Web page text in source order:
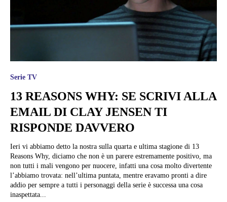
Serie TV
13 REASONS WHY: SE SCRIVI ALLA
EMAIL DI CLAY JENSEN TI
RISPONDE DAVVERO
Ieri vi abbiamo detto la nostra sulla quarta e ultima stagione di 13
Reasons Why, diciamo che non è un parere estremamente positivo, ma
non tutti i mali vengono per nuocere, infatti una cosa molto divertente
l’abbiamo trovata: nell’ultima puntata, mentre eravamo pronti a dire
addio per sempre a tutti i personaggi della serie è successa una cosa
inaspettata...